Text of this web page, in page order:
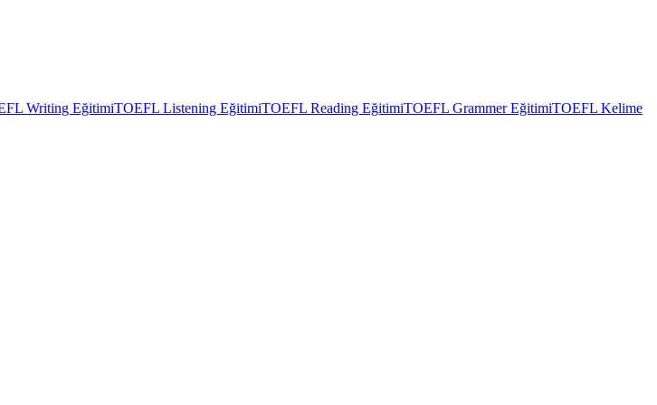
Writing EğitimiTOEFL Listening EğitimiTOEFL Reading EğitimiTOEFL Grammer EğitimiTOEFL Kelime